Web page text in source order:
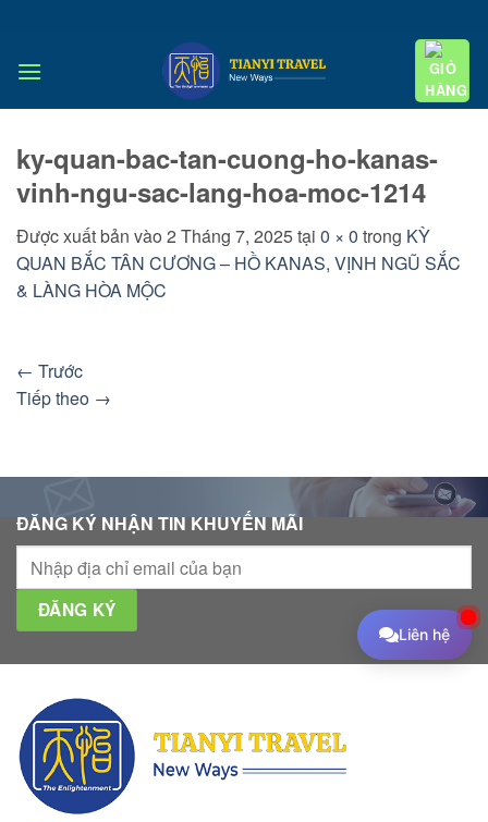
nội
ky-quan-bac-tan-cuong-ho-kanas-
vinh-ngu-sac-lang-hoa-moc-1214
Được xuất bản vào 2 Tháng 7, 2025tại 0 × 0 trong KỲ
QUAN BẮC TÂN CƯƠNG – HỒ KANAS, VỊNH NGŨ SẮC
& LÀNG HÒA MỘC
← Trước
Tiếp theo →
ĐĂNG KÝ NHẬN TIN KHUYẾN MÃI
Liên hệ